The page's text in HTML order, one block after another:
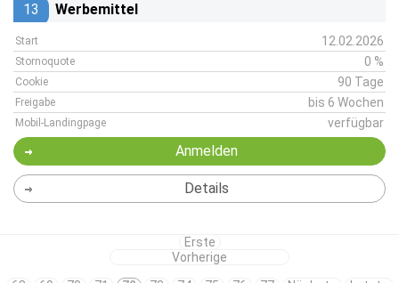
13 Werbemittel
Start 12.02.2026
Stornoquote 0 %
Cookie 90 Tage
Freigabe bis 6 Wochen
Mobil-Landingpage verfügbar
Anmelden
Details
Erste
Vorherige